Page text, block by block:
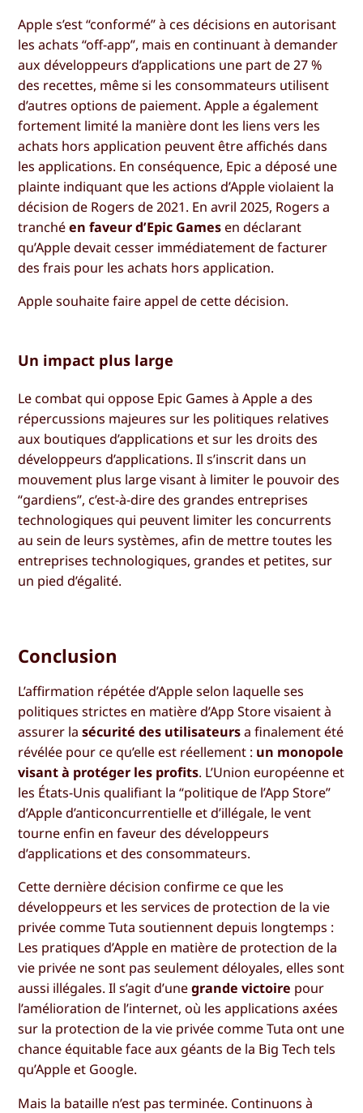
Apple s’est “conformé” à ces décisions en autorisant
les achats “off-app”, mais en continuant à demander
aux développeurs d’applications une part de 27 %
des recettes, même si les consommateurs utilisent
d’autres options de paiement. Apple a également
fortement limité la manière dont les liens vers les
achats hors application peuvent être affichés dans
les applications. En conséquence, Epic a déposé une
plainte indiquant que les actions d’Apple violaient la
décision de Rogers de 2021. En avril 2025, Rogers a
tranchéen faveur d’Epic Games en déclarant
qu’Apple devait cesser immédiatement de facturer
des frais pour les achats hors application.
Apple souhaite faire appel de cette décision.
Un impact plus large
Le combat qui oppose Epic Games à Apple a des
répercussions majeures sur les politiques relatives
aux boutiques d’applications et sur les droits des
développeurs d’applications. Il s’inscrit dans un
mouvement plus large visant à limiter le pouvoir des
“gardiens”, c’est-à-dire des grandes entreprises
technologiques qui peuvent limiter les concurrents
au sein de leurs systèmes, afin de mettre toutes les
entreprises technologiques, grandes et petites, sur
un pied d’égalité.
Conclusion
L’affirmation répétée d’Apple selon laquelle ses
politiques strictes en matière d’App Store visaient à
assurer lasécurité des utilisateursa finalement été
révélée pour ce qu’elle est réellement : un monopole
visant à protéger les profits. L’Union européenne et
les États-Unis qualifiant la “politique de l’App Store”
d’Apple d’anticoncurrentielle et d’illégale, le vent
tourne enfin en faveur des développeurs
d’applications et des consommateurs.
Cette dernière décision confirme ce que les
développeurs et les services de protection de la vie
privée comme Tuta soutiennent depuis longtemps :
Les pratiques d’Apple en matière de protection de la
vie privée ne sont pas seulement déloyales, elles sont
aussi illégales. Il s’agit d’unegrande victoire pour
l’amélioration de l’internet, où les applications axées
sur la protection de la vie privée comme Tuta ont une
chance équitable face aux géants de la Big Tech tels
qu’Apple et Google.
Mais la bataille n’est pas terminée. Continuons à